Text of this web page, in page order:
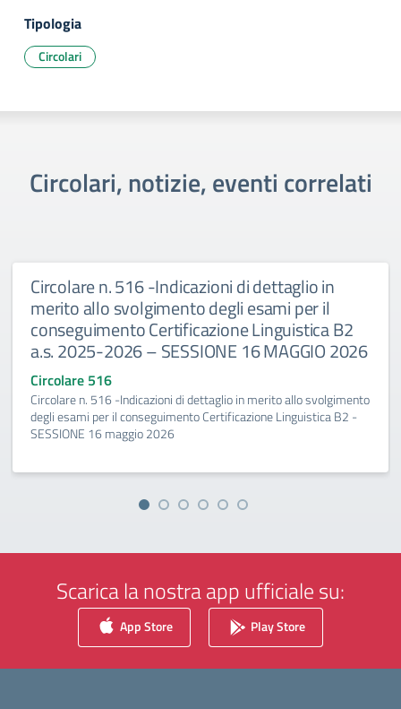
Tipologia
Circolari
Circolari, notizie, eventi correlati
Circolare n. 516 -Indicazioni di dettaglio in
merito allo svolgimento degli esami per il
conseguimento Certificazione Linguistica B2
a.s. 2025-2026 – SESSIONE 16 MAGGIO 2026
Circolare 516
Circolare n. 516 -Indicazioni di dettaglio in merito allo svolgimento
degli esami per il conseguimento Certificazione Linguistica B2 -
SESSIONE 16 maggio 2026
Scarica la nostra app ufficiale su:
App Store Play Store